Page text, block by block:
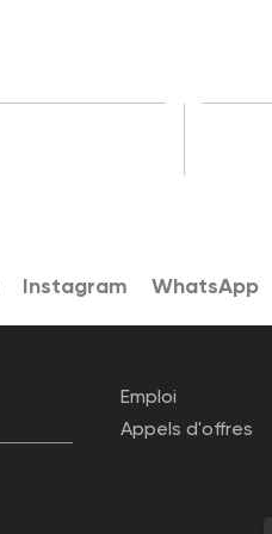
Instagram WhatsApp
Emploi
Appels d'offres